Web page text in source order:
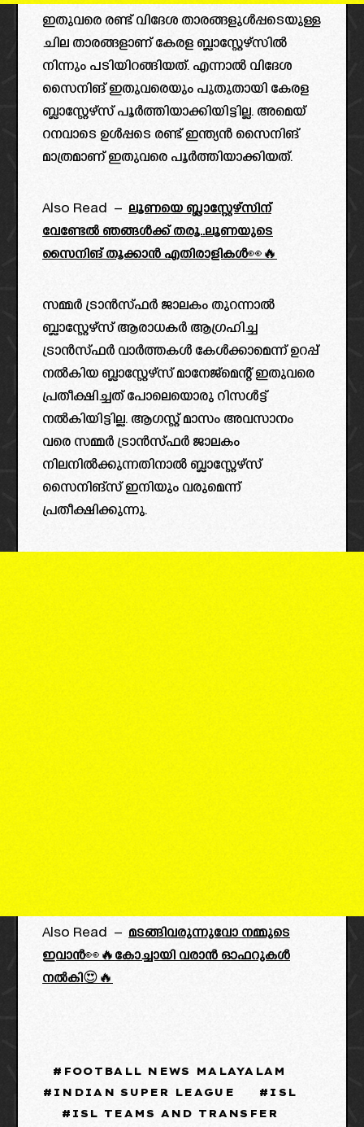
ഇതുവരെ രണ്ട് വിദേശ താരങ്ങളുൾപ്പടെയുള്ള
ചില താരങ്ങളാണ് കേരള ബ്ലാസ്റ്റേഴ്സിൽ
നിന്നും പടിയിറങ്ങിയത്. എന്നാൽ വിദേശ
സൈനിങ് ഇതുവരെയും പുതുതായി കേരള
ബ്ലാസ്റ്റേഴ്‌സ് പൂർത്തിയാക്കിയിട്ടില്ല. അമെയ്
റനവാടെ ഉൾപ്പടെ രണ്ട് ഇന്ത്യൻ സൈനിങ്
മാത്രമാണ് ഇതുവരെ പൂർത്തിയാക്കിയത്.
Also Read – ലൂണയെ ബ്ലാസ്റ്റേഴ്സിന്
വേണ്ടേൽ ഞങ്ങൾക്ക് തരൂ..ലൂണയുടെ
സൈനിങ് തൂക്കാൻ എതിരാളികൾ👀🔥
സമ്മർ ട്രാൻസ്ഫർ ജാലകം തുറന്നാൽ
ബ്ലാസ്റ്റേഴ്‌സ് ആരാധകർ ആഗ്രഹിച്ച
ട്രാൻസ്ഫർ വാർത്തകൾ കേൾക്കാമെന്ന് ഉറപ്പ്
നൽകിയ ബ്ലാസ്റ്റേഴ്‌സ് മാനേജ്മെന്റ് ഇതുവരെ
പ്രതീക്ഷിച്ചത് പോലെയൊരു റിസൾട്ട്‌
നൽകിയിട്ടില്ല. ആഗസ്റ്റ് മാസം അവസാനം
വരെ സമ്മർ ട്രാൻസ്ഫർ ജാലകം
നിലനിൽക്കുന്നതിനാൽ ബ്ലാസ്റ്റേഴ്‌സ്
സൈനിങ്സ് ഇനിയും വരുമെന്ന്
പ്രതീക്ഷിക്കുന്നു.
Also Read – മടങ്ങിവരുന്നുവോ നമ്മുടെ
ഇവാൻ👀🔥കോച്ചായി വരാൻ ഓഫറുകൾ
നൽകി😍🔥
FOOTBALL NEWS MALAYALAM
INDIAN SUPER LEAGUE
ISL
ISL TEAMS AND TRANSFER